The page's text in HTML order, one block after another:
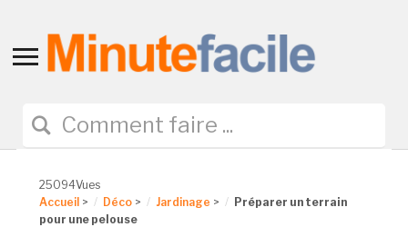
Toggle
navigation
25094Vues
Accueil > Déco > Jardinage >
Préparer un terrain
pour une pelouse